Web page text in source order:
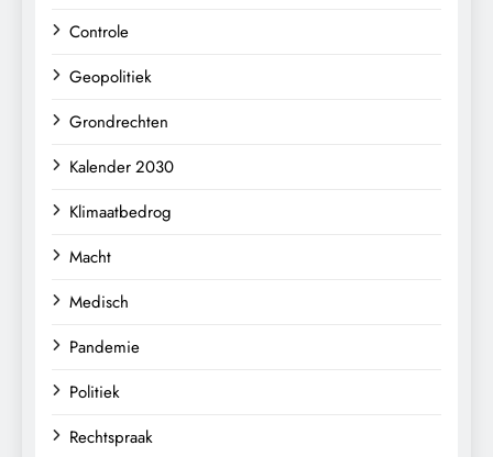
Controle
Geopolitiek
Grondrechten
Kalender 2030
Klimaatbedrog
Macht
Medisch
Pandemie
Politiek
Rechtspraak